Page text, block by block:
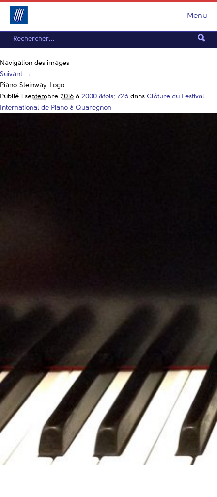
Menu
Navigation des images
Suivant →
Piano-Steinway-Logo
Publié
1 septembre 2016 à 2000 &fois; 726 dans Clôture du Festival
International de Piano à Quaregnon